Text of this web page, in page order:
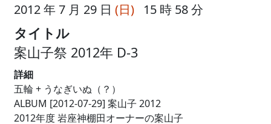
2012 年 7 月 29 日 (日) 15 時 58 分
タイトル
案山子祭 2012年 D-3
詳細
五輪 + うなぎいぬ（？）
ALBUM [2012-07-29] 案山子 2012
2012年度 岩座神棚田オーナーの案山子